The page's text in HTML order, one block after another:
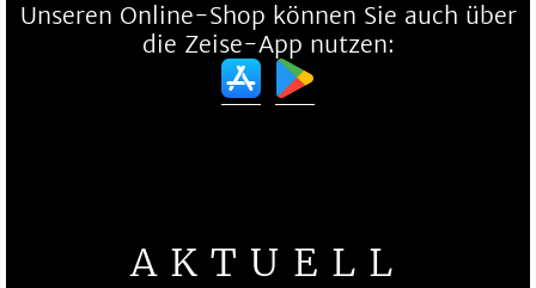
Unseren Online-Shop können Sie auch über
die Zeise-App nutzen:
AKTUELL